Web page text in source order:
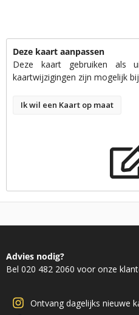
Deze kaart aanpassen
Deze kaart gebruiken als
kaartwijzigingen zijn mogelijk
Ik wil een Kaart op maat
Advies nodig?
Bel 020 482 2060 voor onze
Ontvang dagelijks nieuwe